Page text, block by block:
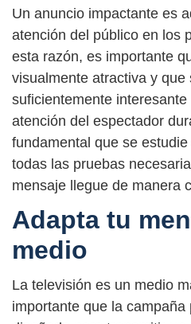
Un anuncio impactante es
atención del público en los
esta razón, es importante
visualmente atractiva y que
suficientemente
atención del espectador
fundamental que se
todas las pruebas
mensaje llegue de manera
Adapta tu
medio
La televisión es un medio
importante que la campaña